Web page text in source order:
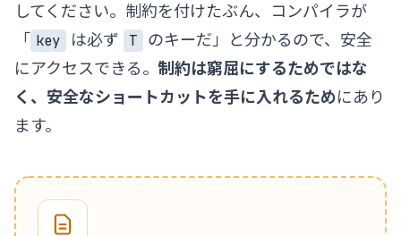
してください。制約を付けたぶん、コンパイラが
「 key は必ず T
のキーだ」と分かるので、安全
にアクセスできる。制約は窮屈にするためではな
く、安全なショートカットを手に入れるためにあり
ます。